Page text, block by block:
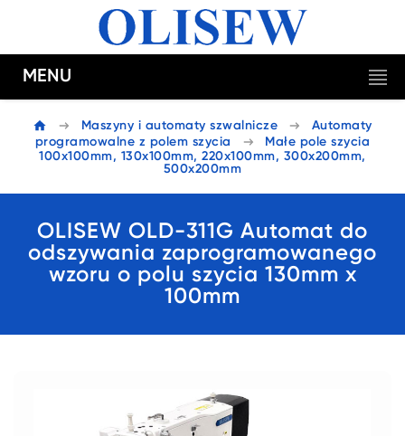
MENU
Maszyny i automaty szwalnicze
Automaty
programowalne z polem szycia
Małe pole szycia
100x100mm, 130x100mm, 220x100mm, 300x200mm,
500x200mm
OLISEW OLD-311G Automat do
odszywania zaprogramowanego
wzoru o polu szycia 130mm x
100mm